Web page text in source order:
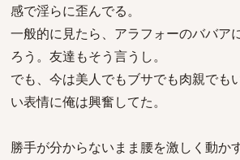
感で淫らに歪んでる。
一般的に見たら、アラフォーのババア
ろう。友達もそう言うし。
でも、今は美人でもブサでも肉親でも
い表情に俺は興奮してた。
勝手が分からないまま腰を激しく動か